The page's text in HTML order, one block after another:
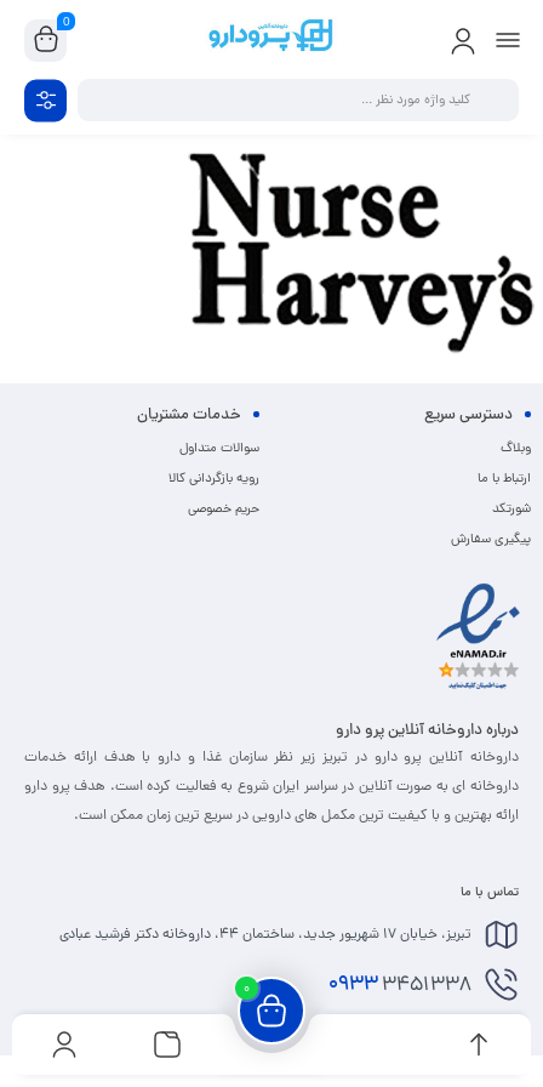
0
0
دسترسی سریع
وبلاگ
ارتباط با ما
شورتکد
پیگیری سفارش
خدمات مشتریان
سوالات متداول
رویه بازگردانی کالا
حریم خصوصی
درباره داروخانه آنلاین پرو دارو
داروخانه آنلاین پرو دارو در تبریز زیر نظر سازمان غذا و دارو با هدف ارائه خدمات
داروخانه ای به صورت آنلاین در سراسر ایران شروع به فعالیت کرده است. هدف پرو دارو
ارائه بهترین و با کیفیت ترین مکمل های دارویی در سریع ترین زمان ممکن است.
تماس با ما
تبریز، خیابان 17 شهریور جدید، ساختمان 44، داروخانه دکتر فرشید عبادی
09333451338
info@prodaru.ir